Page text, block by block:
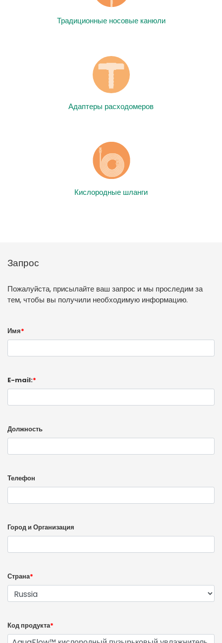
Традиционные носовые канюли
Адаптеры расходомеров
Кислородные шланги
Запрос
Пожалуйста, присылайте ваш запрос и мы проследим за
тем, чтобы вы получили необходимую информацию.
Имя*
E-mail:*
Должность
Телефон
Город и Организация
Страна*
Код продукта*